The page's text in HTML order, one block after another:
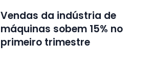
Vendas da indústria de
máquinas sobem 15% no
primeiro trimestre